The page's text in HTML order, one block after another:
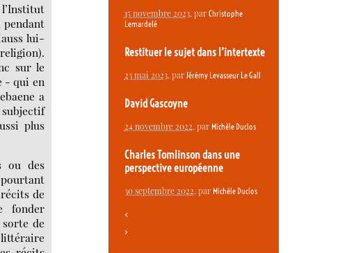
pendant
lui-
sur le
- qui en
a
subjectif
plus
ou des
de
fonder
de
15 novembre 2023, par Christophe
Lemardelé
Restituer le sujet dans l’intertexte
23 mai 2023, par Jérémy Levasseur Le Gall
David Gascoyne
24 novembre 2022, par Michèle Duclos
Charles Tomlinson dans une
perspective européenne
30 septembre 2022, par Michèle Duclos
<
>